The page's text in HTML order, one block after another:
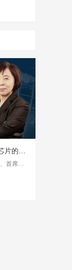
主讲：潘琼 丨 新华三集团高级副总裁、首席道德合规官